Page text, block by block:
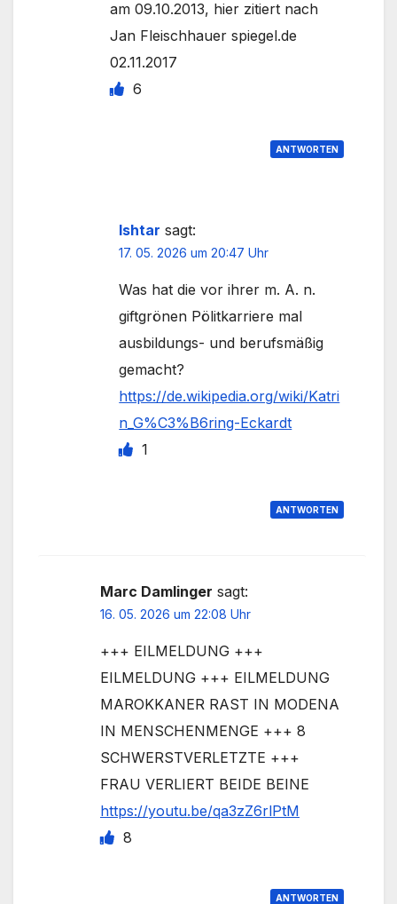
am 09.10.2013, hier zitiert nach
Jan Fleischhauer spiegel.de
02.11.2017
6
ANTWORTEN
Ishtar sagt:
17. 05. 2026 um 20:47 Uhr
Was hat die vor ihrer m. A. n.
giftgrönen Pölitkarriere mal
ausbildungs- und berufsmäßig
gemacht?
https://de.wikipedia.org/wiki/Katri
n_G%C3%B6ring-Eckardt
1
ANTWORTEN
Marc Damlinger sagt:
16. 05. 2026 um 22:08 Uhr
+++ EILMELDUNG +++
EILMELDUNG +++ EILMELDUNG
MAROKKANER RAST IN MODENA
IN MENSCHENMENGE +++ 8
SCHWERSTVERLETZTE +++
FRAU VERLIERT BEIDE BEINE
https://youtu.be/qa3zZ6rlPtM
8
ANTWORTEN